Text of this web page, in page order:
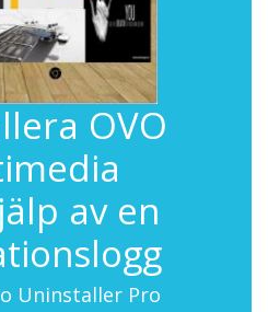
OVO
av en
Uninstaller Pro